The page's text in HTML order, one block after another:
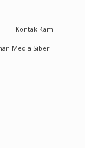
Kontak Kami
Media Siber